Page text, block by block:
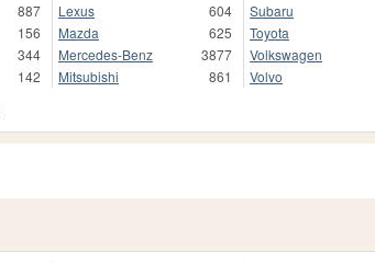
887
156
344
142
Lexus
604
Mazda
625
Mercedes-Benz
3877
Mitsubishi
861
Subaru
Toyota
Volkswagen
Volvo